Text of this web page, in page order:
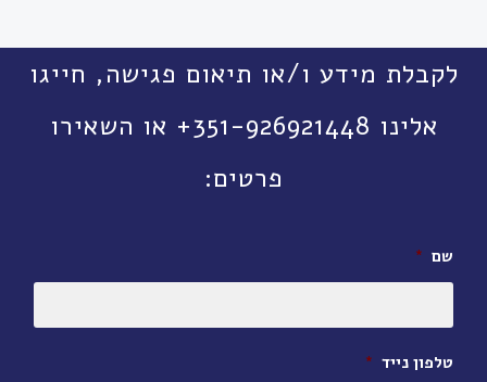
לקבלת מידע ו/או תיאום פגישה, חייגו
אלינו 351-926921448+ או השאירו
פרטים:
שם *
טלפון נייד *